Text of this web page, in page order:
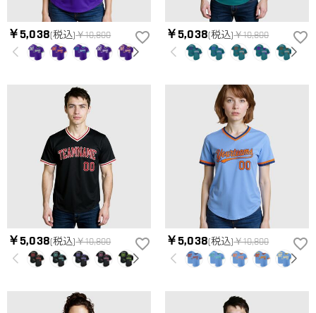
￥5,038(税込)￥10,800 ￥5,038(税込)￥10,800
￥5,038(税込)￥10,800 ￥5,038(税込)￥10,800